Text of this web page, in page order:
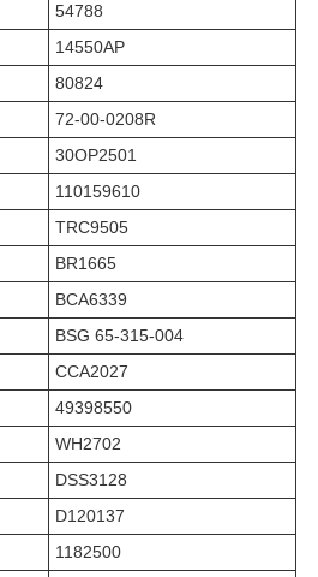
54788
14550AP
80824
72-00-0208R
30OP2501
110159610
TRC9505
BR1665
BCA6339
BSG 65-315-004
CCA2027
49398550
WH2702
DSS3128
D120137
1182500